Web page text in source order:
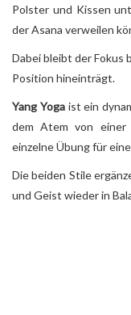
Polster und Kissen
der Asana verweilen
Dabei bleibt der Fokus
Position hineinträgt.
Yang Yogaist ein
dem Atem von
einzelne Übung für
Die beiden Stile
und Geist wieder in